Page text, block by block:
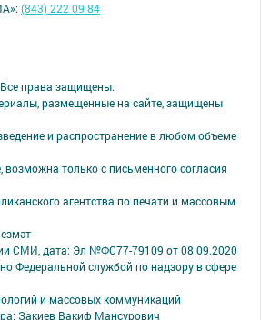
права защищены.
размещенные на сайте, защищены
и распространение в любом объеме
только с письменного согласия
агентства по печати и массовым
СМИ, дата: Эл №ФС77-79109 от 08.09.2020
Федеральной службой по надзору в сфере
и массовых коммуникаций
Закиев Вакиф Мансурович
(843) 222 09 84